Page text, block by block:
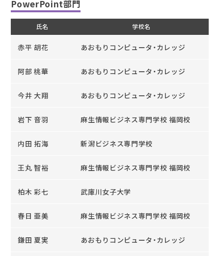
PowerPoint部門
氏名 学校名
赤平 胡花 あおもりコンピュータ・カレッジ
阿部 桃華 あおもりコンピュータ・カレッジ
今井 大翔 あおもりコンピュータ・カレッジ
岩下 音羽 麻生情報ビジネス専門学校 福岡校
内田 拓海 新潟ビジネス専門学校
王丸 智裕 麻生情報ビジネス専門学校 福岡校
柏木 彩七 武庫川女子大学
春日 亜美 麻生情報ビジネス専門学校 福岡校
鎌田 夏実 あおもりコンピュータ・カレッジ